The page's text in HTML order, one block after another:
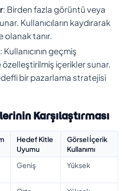
: Birden fazla görüntü veya
Kullanıcıların kaydırarak
tanır.
: Kullanıcının geçmiş
özelleştirilmiş içerikler sunar.
bir pazarlama stratejisi
Karşılaştırması
Hedef Kitle
Uyumu
Görsel İçerik
Kullanımı
Geniş Yüksek